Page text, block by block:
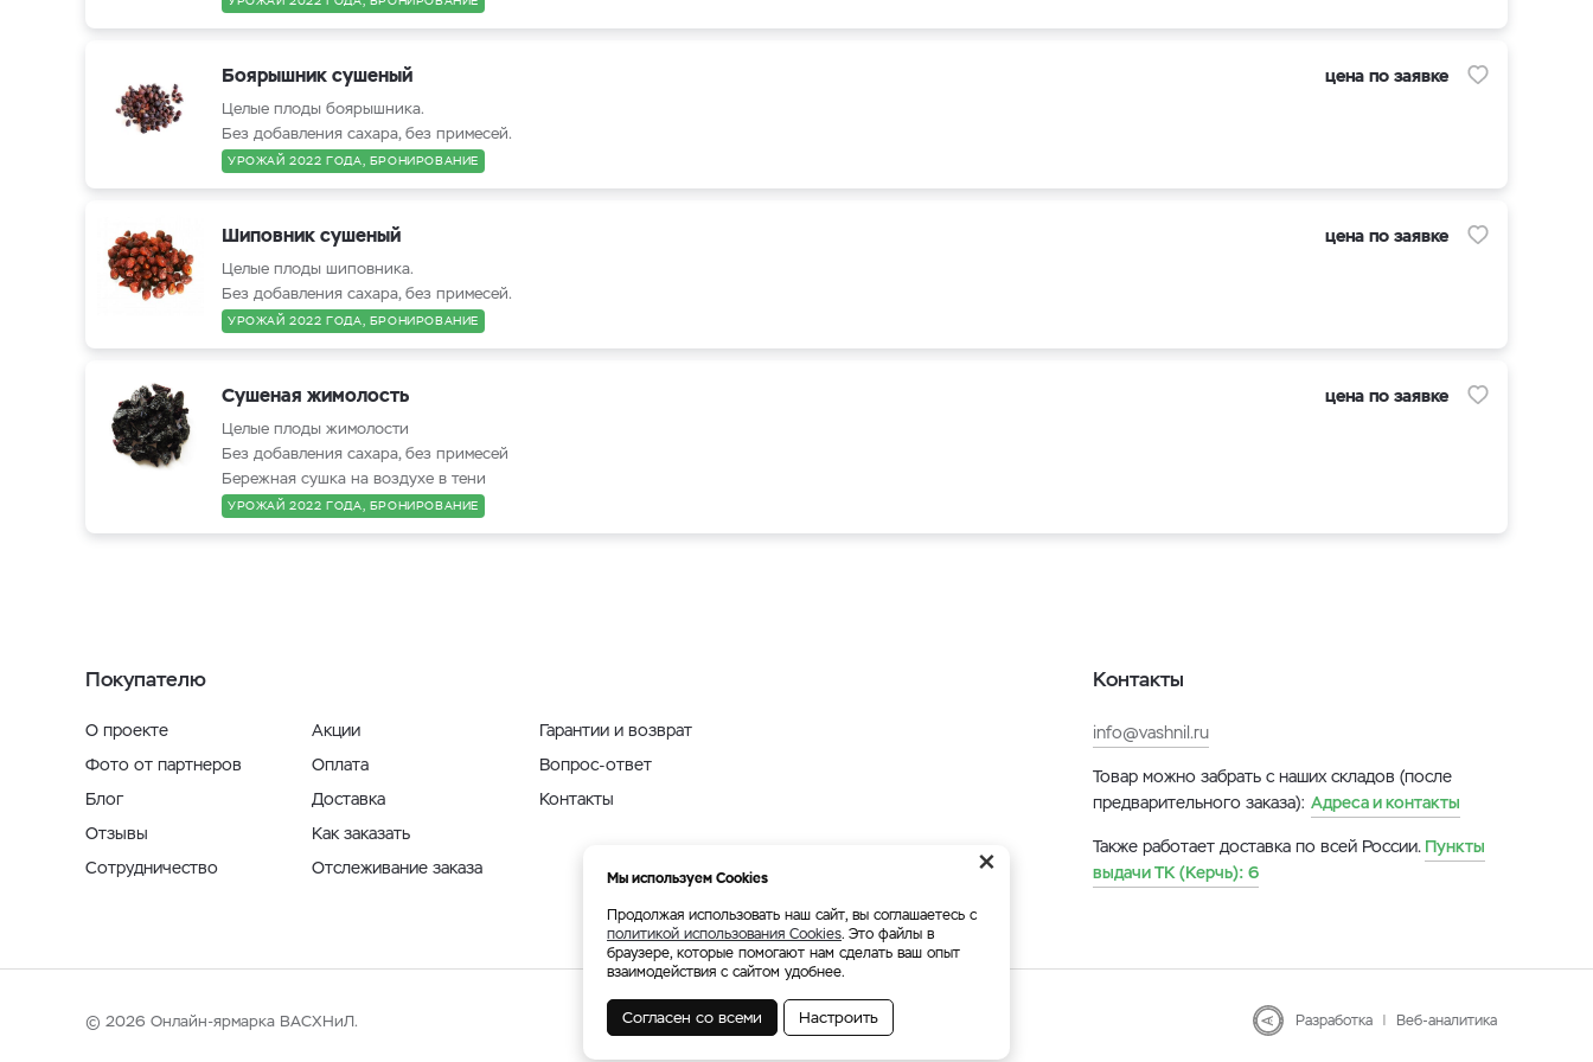
Боярышник сушеный
Целые плоды боярышника.
Без добавления сахара, без примесей.
УРОЖАЙ 2022 ГОДА, БРОНИРОВАНИЕ
цена по заявке
Шиповник сушеный
Целые плоды шиповника.
Без добавления сахара, без примесей.
УРОЖАЙ 2022 ГОДА, БРОНИРОВАНИЕ
цена по заявке
Сушеная жимолость
Целые плоды жимолости
Без добавления сахара, без примесей
Бережная сушка на воздухе в тени
УРОЖАЙ 2022 ГОДА, БРОНИРОВАНИЕ
цена по заявке
Покупателю
О проекте
Фото от партнеров
Блог
Отзывы
Сотрудничество
Акции
Оплата
Доставка
Как заказать
Отслеживание заказа
Гарантии и возврат
Вопрос-ответ
Контакты
Контакты
info@vashnil.ru
Товар можно забрать с наших складов (после
предварительного заказа): Адреса и контакты
Также работает доставка по всей России. Пункты
выдачи ТК (Керчь): 6
© 2026 Онлайн-ярмарка ВАСХНиЛ. Мы принимаем: Разработка | Веб-аналитика
×
Мы используем Cookies
Продолжая использовать наш сайт, вы соглашаетесь с
политикой использования Cookies. Это файлы в
браузере, которые помогают нам сделать ваш опыт
взаимодействия с сайтом удобнее.
Согласен со всеми Настроить